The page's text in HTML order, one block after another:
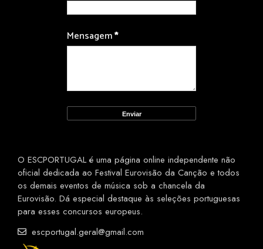
Mensagem*
O ESCPORTUGAL é uma página online independente não
oficial dedicada ao Festival Eurovisão da Canção e todos
os demais eventos de música sob a chancela da
Eurovisão. Dá especial destaque às seleções portuguesas
para esses concursos europeus.
escportugal.geral@gmail.com